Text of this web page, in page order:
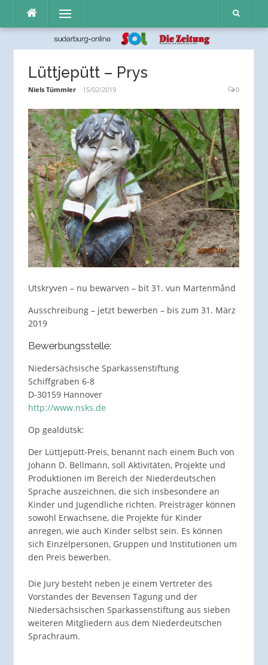
Inhalt
Menü
Lüttjepütt – Prys
Niels Tümmler 15/02/2019 0
Utskryven – nu bewarven – bit 31. vun Martenmånd
Ausschreibung – jetzt bewerben – bis zum 31. März
2019
Bewerbungsstelle:
Niedersächsische Sparkassenstiftung
Schiffgraben 6-8
D-30159 Hannover
http://www.nsks.de
Op gealdütsk:
Der Lüttjepütt-Preis, benannt nach einem Buch von
Johann D. Bellmann, soll Aktivitäten, Projekte und
Produktionen im Bereich der Niederdeutschen
Sprache auszeichnen, die sich insbesondere an
Kinder und Jugendliche richten. Preisträger können
sowohl Erwachsene, die Projekte für Kinder
anregen, wie auch Kinder selbst sein. Es können
sich Einzelpersonen, Gruppen und Institutionen um
den Preis bewerben.
Die Jury besteht neben je einem Vertreter des
Vorstandes der Bevensen Tagung und der
Niedersächsischen Sparkassenstiftung aus sieben
weiteren Mitgliedern aus dem Niederdeutschen
Sprachraum.